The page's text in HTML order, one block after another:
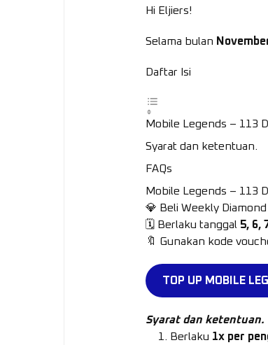
Hi Eljiers!
Selama bulan
Daftar Isi
Mobile Legends – 113
Syarat dan ketentuan.
FAQs
Mobile Legends – 113
💎 Beli Weekly
🗓 Berlaku tanggal 5, 6,
🔖 Gunakan kode
TOP UP MOBILE
Syarat dan ketentuan.
Berlaku 1x per